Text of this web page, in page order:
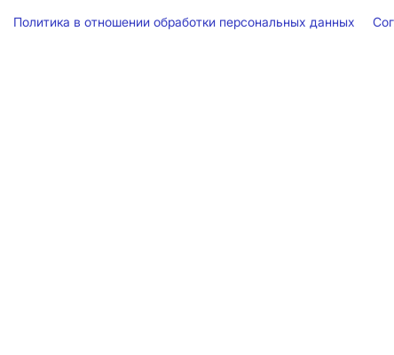
Политика в отношении обработки персональных данных